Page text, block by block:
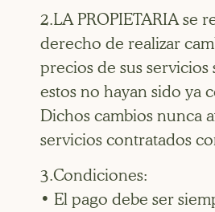
2.LA PROPIETARIA se
derecho de realizar
precios de sus
estos no hayan sido ya
Dichos cambios nunca
servicios contratados
3.Condiciones:
• El pago debe ser